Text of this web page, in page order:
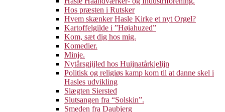
Hos præsten i Rutsker
Hvem skænker Hasle Kirke et nyt Orgel?
Kartoffelgilde i ”Høiahuzed”
Kom, sæt dig hos mig.
Komedier.
Minje.
Nytårsgjijled hos Huijnatårkjelijn
Politisk og religiøs kamp kom til at danne skel i
Hasles udvikling
Slægten Siersted
Slutsangen fra “Solskin”.
Smeden fra Daubjerg